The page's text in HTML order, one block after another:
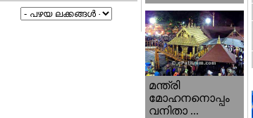
മന്ത്രി
മോഹനനൊപ്പം
വനിതാ ...